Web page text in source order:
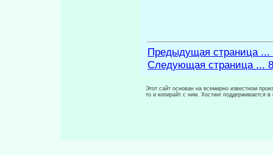
Предыдущая страница ...
Следующая страница ...
Этот сайт основан на всемирно известном
то и копирайт с ним. Хостинг поддерживается